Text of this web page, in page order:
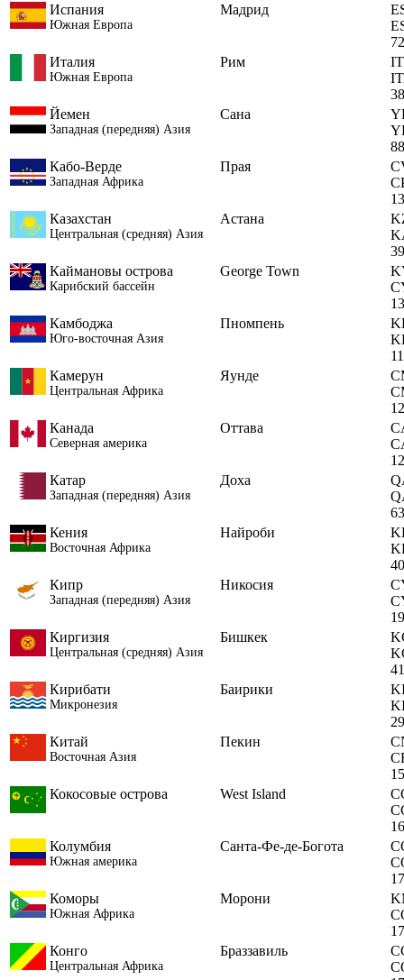
Испания
Южная Европа
Мадрид
Италия
Южная Европа
Рим
IT
Йемен
Западная (передняя) Азия
Сана
Кабо-Верде
Западная Африка
Прая
Казахстан
Центральная (средняя) Азия
Астана
Каймановы острова
Карибский бассейн
George Town
Камбоджа
Юго-восточная Азия
Пномпень
Камерун
Центральная Африка
Яунде
Канада
Северная америка
Оттава
Катар
Западная (передняя) Азия
Доха
Кения
Восточная Африка
Найроби
Кипр
Западная (передняя) Азия
Никосия
Киргизия
Центральная (средняя) Азия
Бишкек
Кирибати
Микронезия
Баирики
Китай
Восточная Азия
Пекин
Кокосовые острова
West Island
Колумбия
Южная америка
Санта-Фе-де-Богота
Коморы
Южная Африка
Морони
Конго
Центральная Африка
Браззавиль